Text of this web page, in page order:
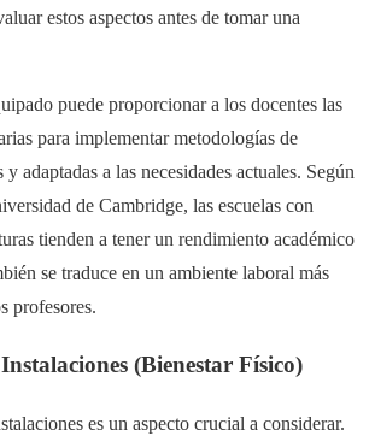
estos aspectos antes de tomar una
puede proporcionar a los docentes las
para implementar metodologías de
y adaptadas a las necesidades actuales. Según
de Cambridge, las escuelas con
tienden a tener un rendimiento académico
se traduce en un ambiente laboral más
profesores.
(Bienestar Físico)
es un aspecto crucial a considerar.